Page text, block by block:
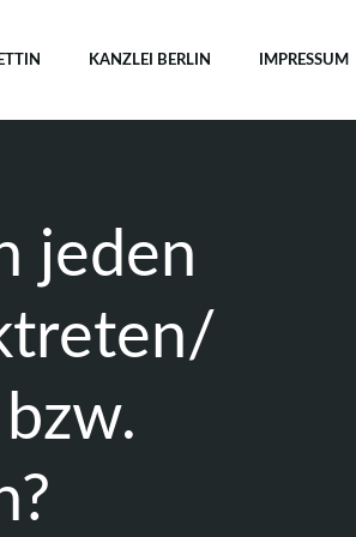
KANZLEI BERLIN IMPRESSUM
jeden